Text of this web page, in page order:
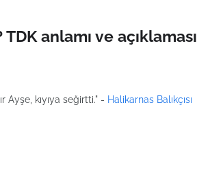
anlamı ve açıklaması
kıyıya seğirtti." - Halikarnas Balıkçısı